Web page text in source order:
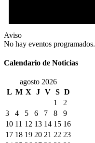
Aviso
No hay eventos programados.
Calendario de Noticias
agosto 2026
L M X J V S D
1
2
3
4 5 6 7 8
9
10 11 12 13 14 15 16
17 18 19 20 21 22 23